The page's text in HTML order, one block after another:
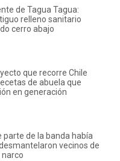
de Tagua Tagua:
relleno sanitario
cerro abajo
que recorre Chile
de abuela que
en generación
de la banda había
vecinos de
narco